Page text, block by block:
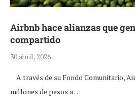
Airbnb hace alianzas que
compartido
30 abril, 2026
A través de su Fondo Comunitario,
millones de pesos a …